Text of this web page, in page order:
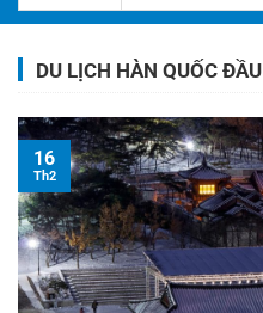
DU LỊCH HÀN QUỐC
16
Th2